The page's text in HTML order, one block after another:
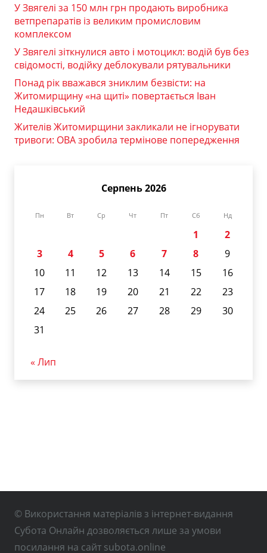
У Звягелі за 150 млн грн продають виробника
ветпрепаратів із великим промисловим
комплексом
У Звягелі зіткнулися авто і мотоцикл: водій був без
свідомості, водійку деблокували рятувальники
Понад рік вважався зниклим безвісти: на
Житомирщину «на щиті» повертається Іван
Недашківський
Жителів Житомирщини закликали не ігнорувати
тривоги: ОВА зробила термінове попередження
Серпень 2026
Пн Вт Ср Чт Пт Сб Нд
1
2
3
4 5 6 7 8
9
10
11 12 13 14 15
16
17
18 19 20 21 22
23
24
25 26 27 28 29
30
31
« Лип
© Використання матеріалів з інтернет-видання
Субота Онлайн дозволяється лише за умови
посилання на сайт subota.online